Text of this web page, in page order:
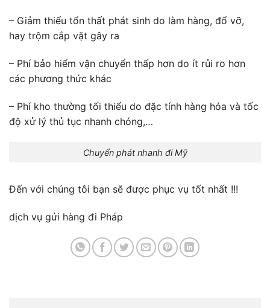
– Giảm thiểu tổn thất phát sinh do làm hàng, đổ vỡ,
hay trộm cắp vặt gây ra
– Phí bảo hiểm vận chuyển thấp hơn do ít rủi ro hơn
các phương thức khác
– Phí kho thường tối thiểu do đặc tính hàng hóa và tốc
độ xử lý thủ tục nhanh chóng,…
Chuyển phát nhanh đi Mỹ
Đến với chúng tôi bạn sẽ được phục vụ tốt nhất !!!
dịch vụ gửi hàng đi Pháp